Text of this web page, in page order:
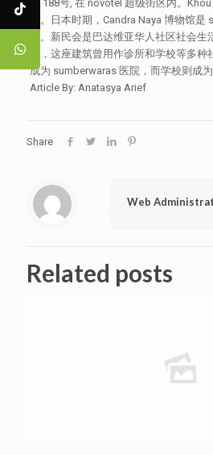
路 188号, 在 novotel 超级街区内。
子。日本时期，Candra Naya 博物馆
司。新民会是巴达维亚华人社区社会
初，这座建筑曾用作诊所和学校等多
成为 sumberwaras 医院，而学校则成为
Article By: Anatasya Arief
Share
Web
Related posts